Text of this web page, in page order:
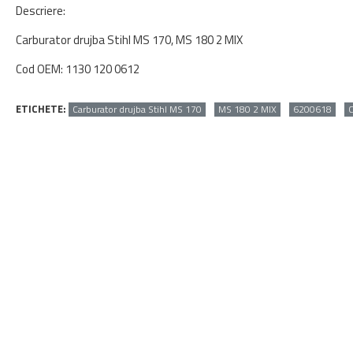
Descriere:
Carburator drujba Stihl MS 170, MS 180 2 MIX
Cod OEM: 1130 120 0612
ETICHETE: Carburator drujba Stihl MS 170 MS 180 2 MIX 6200618